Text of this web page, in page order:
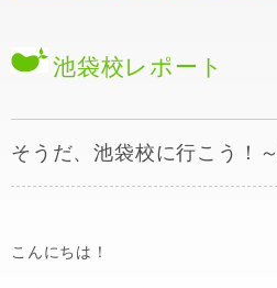
池袋校レポート
そうだ、池袋校に行こう！
こんにちは！